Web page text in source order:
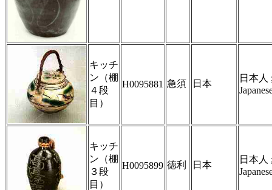
キッチ
ン（棚
４段
目）
H0095881 急須 日本
日本人
キッチ
ン（棚
３段
目）
H0095899 徳利 日本
日本人